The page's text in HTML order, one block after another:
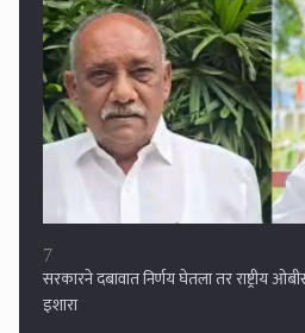
जंतर-मंतरवर झालेले आंदोलन ही तर सुरुवात,